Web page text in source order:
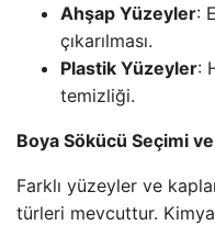
Ahşap Yüzeyler:
çıkarılması.
Plastik Yüzeyler:
temizliği.
Boya Sökücü Seçimi
Farklı yüzeyler ve
türleri mevcuttur.